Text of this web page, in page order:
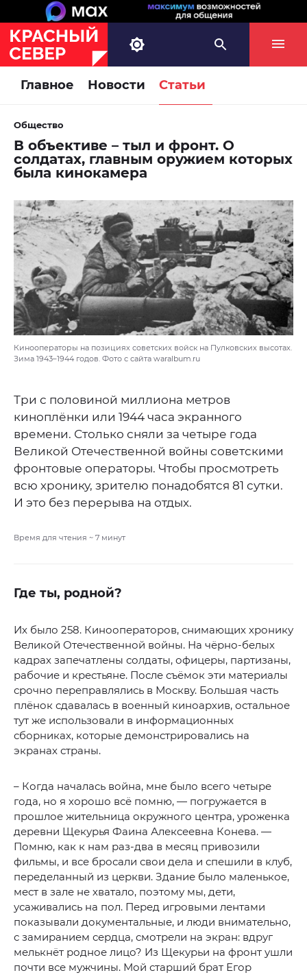
Главное Новости Статьи
Общество
В объективе – тыл и фронт. О
солдатах, главным оружием которых
была кинокамера
Кинооператоры на позициях советских войск на Пулковских высотах.
Зима 1943–1944 годов. Фото с сайта waralbum.ru
Три с половиной миллиона метров
киноплёнки или 1944 часа экранного
времени. Столько сняли за четыре года
Великой Отечественной войны советскими
фронтовые операторы. Чтобы просмотреть
всю хронику, зрителю понадобятся 81 сутки.
И это без перерыва на отдых.
Время для чтения ~ 7 минут
Где ты, родной?
Их было 258. Кинооператоров, снимающих хронику
Великой Отечественной войны. На чёрно-белых
кадрах запечатлены солдаты, офицеры, партизаны,
рабочие и крестьяне. После съёмок эти материалы
срочно переправлялись в Москву. Большая часть
плёнок сдавалась в военный киноархив, остальное
тут же использовали в информационных
сборниках, которые демонстрировались на
экранах страны.
– Когда началась война, мне было всего четыре
года, но я хорошо всё помню, — погружается в
прошлое жительница окружного центра, уроженка
деревни Щекурья Фаина Алексеевна Конева. —
Помню, как к нам раз-два в месяц привозили
фильмы, и все бросали свои дела и спешили в клуб,
переделанный из церкви. Здание было маленькое,
мест в зале не хватало, поэтому мы, дети,
усаживались на пол. Перед игровыми лентами
показывали документальные, и люди внимательно,
с замиранием сердца, смотрели на экран: вдруг
мелькнёт родное лицо? Из Щекурьи на фронт ушли
почти все мужчины. Мой старший брат Егор